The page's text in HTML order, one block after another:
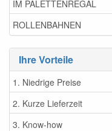
IM PALETTENREGAL
ROLLENBAHNEN
Ihre Vorteile
1. Niedrige Preise
2. Kurze Lieferzeit
3. Know-how